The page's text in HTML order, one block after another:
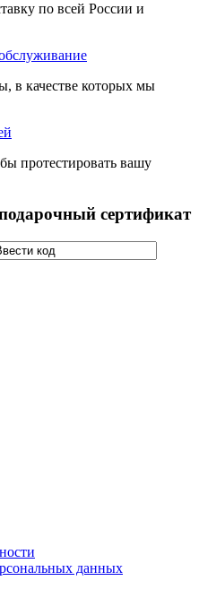
по всей России и
в качестве которых мы
протестировать вашу
сертификат
данных